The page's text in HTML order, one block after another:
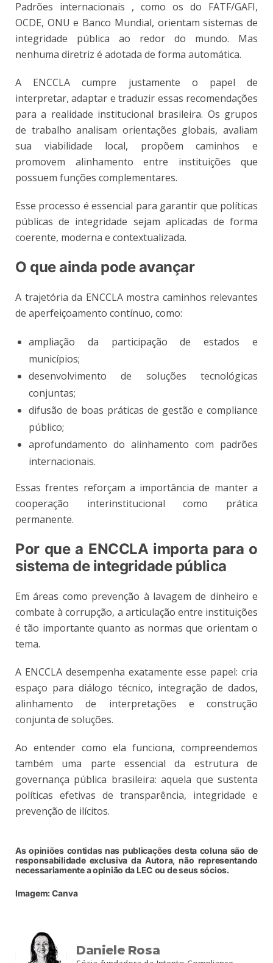
Padrões internacionais , como os do FATF/GAFI,
OCDE, ONU e Banco Mundial, orientam sistemas de
integridade pública ao redor do mundo. Mas
nenhuma diretriz é adotada de forma automática.
A ENCCLA cumpre justamente o papel de
interpretar, adaptar e traduzir essas recomendações
para a realidade institucional brasileira. Os grupos
de trabalho analisam orientações globais, avaliam
sua viabilidade local, propõem caminhos e
promovem alinhamento entre instituições que
possuem funções complementares.
Esse processo é essencial para garantir que políticas
públicas de integridade sejam aplicadas de forma
coerente, moderna e contextualizada.
O que ainda pode avançar
A trajetória da ENCCLA mostra caminhos relevantes
de aperfeiçoamento contínuo, como:
ampliação da participação de estados e
municípios;
desenvolvimento de soluções tecnológicas
conjuntas;
difusão de boas práticas de gestão e compliance
público;
aprofundamento do alinhamento com padrões
internacionais.
Essas frentes reforçam a importância de manter a
cooperação interinstitucional como prática
permanente.
Por que a ENCCLA importa para o
sistema de integridade pública
Em áreas como prevenção à lavagem de dinheiro e
combate à corrupção, a articulação entre instituições
é tão importante quanto as normas que orientam o
tema.
A ENCCLA desempenha exatamente esse papel: cria
espaço para diálogo técnico, integração de dados,
alinhamento de interpretações e construção
conjunta de soluções.
Ao entender como ela funciona, compreendemos
também uma parte essencial da estrutura de
governança pública brasileira: aquela que sustenta
políticas efetivas de transparência, integridade e
prevenção de ilícitos.
As opiniões contidas nas publicações desta coluna são de
responsabilidade exclusiva da Autora, não representando
necessariamente a opinião da LEC ou de seus sócios.
Imagem: Canva
Daniele Rosa